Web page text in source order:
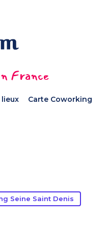
France
lieux Carte Coworking
Seine Saint Denis